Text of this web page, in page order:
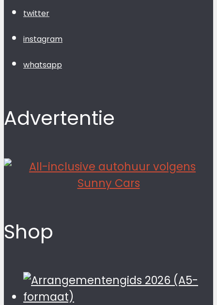
twitter
instagram
whatsapp
Advertentie
Shop